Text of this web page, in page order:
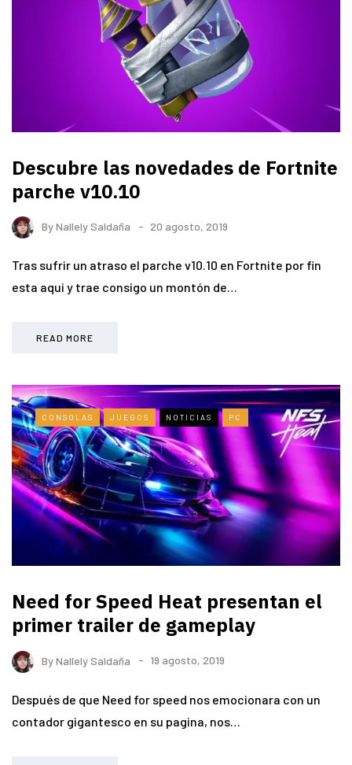
Descubre las novedades de Fortnite
parche v10.10
ByNallely Saldaña 20 agosto, 2019
Tras sufrir un atraso el parche v10.10 en Fortnite por fin
esta aqui y trae consigo un montón de…
READ MORE
CONSOLAS JUEGOS NOTICIAS PC
Need for Speed Heat presentan el
primer trailer de gameplay
ByNallely Saldaña 19 agosto, 2019
Después de que Need for speed nos emocionara con un
contador gigantesco en su pagina, nos…